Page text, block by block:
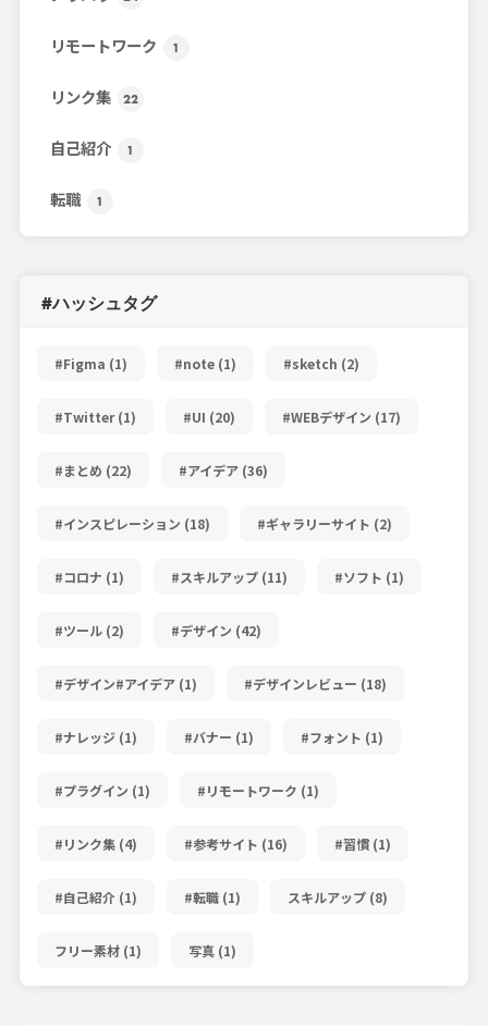
リモートワーク 1
リンク集 22
自己紹介 1
転職 1
#ハッシュタグ
#Figma (1) #note(1) #sketch (2)
#Twitter(1) #UI (20) #WEBデザイン (17)
#まとめ (22) #アイデア(36)
#インスピレーション (18) #ギャラリーサイト (2)
#コロナ (1) #スキルアップ(11) #ソフト (1)
#ツール(2) #デザイン (42)
#デザイン#アイデア(1) #デザインレビュー (18)
#ナレッジ(1) #バナー (1) #フォント (1)
#プラグイン (1) #リモートワーク (1)
#リンク集(4) #参考サイト (16) #習慣(1)
#自己紹介(1) #転職(1) スキルアップ(8)
フリー素材(1) 写真(1)